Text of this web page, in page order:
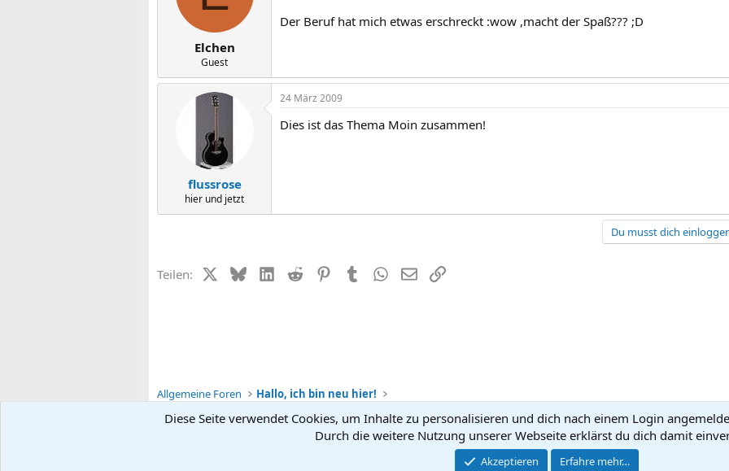
Elchen
Guest
Der Beruf hat mich etwas erschreckt :wow ,macht der Spaß??? ;D
flussrose
hier und jetzt
24 März 2009
Dies ist das Thema Moin zusammen!
Du musst dich
Teilen: X (Twitter)
BlueskyLinkedIn
Reddit PinterestTumblrWhatsApp
E-MailLink
Allgemeine Foren Hallo, ich bin neu hier!
Kontakt
Community platform by XenForo ® © 2010-2026 XenForo Ltd.
Diese Seite verwendet Cookies, um Inhalte zu personalisieren und dich nach einem Login
Durch die weitere Nutzung unserer Webseite erklärst du dich damit
Akzeptieren Erfahre mehr…